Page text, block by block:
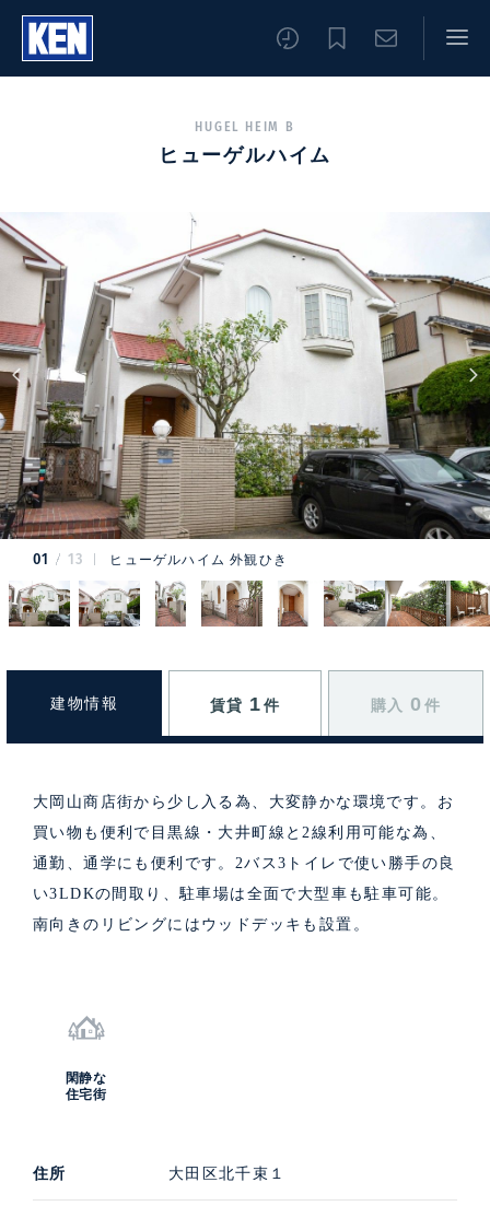
HUGEL HEIM B
ヒューゲルハイム
01 13 ヒューゲルハイム 外観ひき
建物情報 賃貸 1 件 購入 0 件
大岡山商店街から少し入る為、大変静かな環境です。お
買い物も便利で目黒線・大井町線と2線利用可能な為、
通勤、通学にも便利です。2バス3トイレで使い勝手の良
い3LDKの間取り、駐車場は全面で大型車も駐車可能。
南向きのリビングにはウッドデッキも設置。
閑静な
住宅街
住所 大田区北千束１